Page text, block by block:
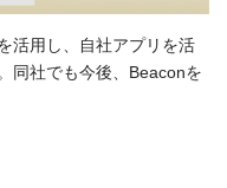
活用し、自社アプリを活
同社でも今後、Beaconを